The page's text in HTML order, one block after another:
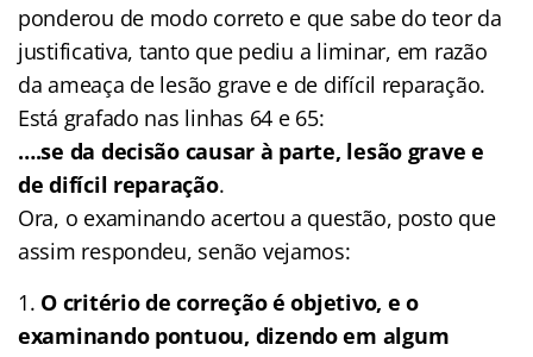
ponderou de modo correto e que sabe do teor da
justificativa, tanto que pediu a liminar, em razão
da ameaça de lesão grave e de difícil reparação.
Está grafado nas linhas 64 e 65:
….se da decisão causar à parte, lesão grave e
de difícil reparação.
Ora, o examinando acertou a questão, posto que
assim respondeu, senão vejamos:
O critério de correção é objetivo, e o
examinando pontuou, dizendo em algum